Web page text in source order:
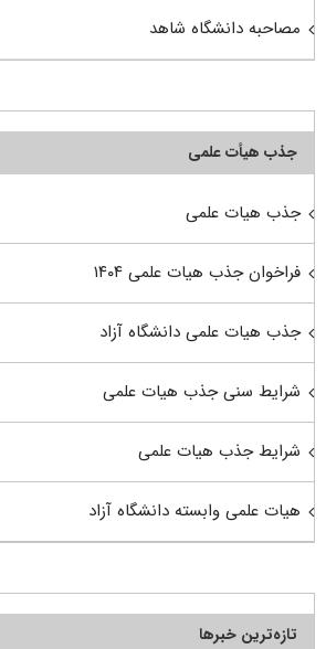
مصاحبه دانشگاه شاهد
جذب هیأت علمی
جذب هیات علمی
فراخوان جذب هیات علمی ۱۴۰۴
جذب هیات علمی دانشگاه آزاد
شرایط سنی جذب هیات علمی
شرایط جذب هیات علمی
هیات علمی وابسته دانشگاه آزاد
تازه‌ترین خبرها